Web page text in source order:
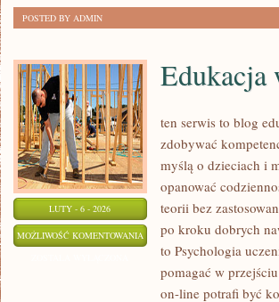
POSTED BY ADMIN
LUTY - 6 - 2026
MOŻLIWOŚĆ KOMENTOWANIA EDUKACJA
WŁĄCZAJĄCA
Edukacja
ten serwis to blog
zdobywać
myślą o dzieciach i
opanować
teorii bez
po kroku dobrych
to Psychologia
pomagać w
on-line potrafi być